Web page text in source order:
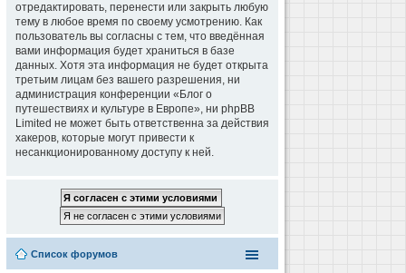
отредактировать, перенести или закрыть любую
тему в любое время по своему усмотрению. Как
пользователь вы согласны с тем, что введённая
вами информация будет храниться в базе
данных. Хотя эта информация не будет открыта
третьим лицам без вашего разрешения, ни
администрация конференции «Блог о
путешествиях и культуре в Европе», ни phpBB
Limited не может быть ответственна за действия
хакеров, которые могут привести к
несанкционированному доступу к ней.
Список форумов